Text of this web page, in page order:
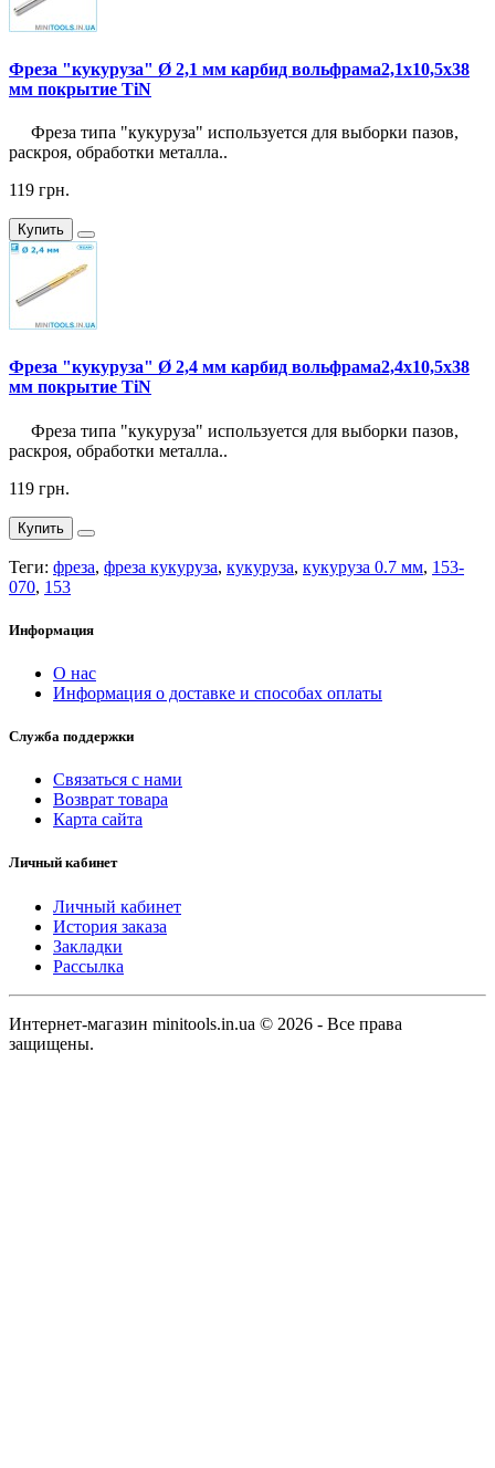
Фреза "кукуруза" Ø 2,1 мм карбид вольфрама2,1x10,5x38
мм покрытие TiN
Фреза типа "кукуруза" используется для выборки пазов,
раскроя, обработки металла..
119 грн.
Купить
Фреза "кукуруза" Ø 2,4 мм карбид вольфрама2,4x10,5x38
мм покрытие TiN
Фреза типа "кукуруза" используется для выборки пазов,
раскроя, обработки металла..
119 грн.
Купить
Теги: фреза, фреза кукуруза, кукуруза, кукуруза 0.7 мм, 153-
070, 153
Информация
О нас
Информация о доставке и способах оплаты
Служба поддержки
Связаться с нами
Возврат товара
Карта сайта
Личный кабинет
Личный кабинет
История заказа
Закладки
Рассылка
Интернет-магазин minitools.in.ua © 2026 - Все права
защищены.